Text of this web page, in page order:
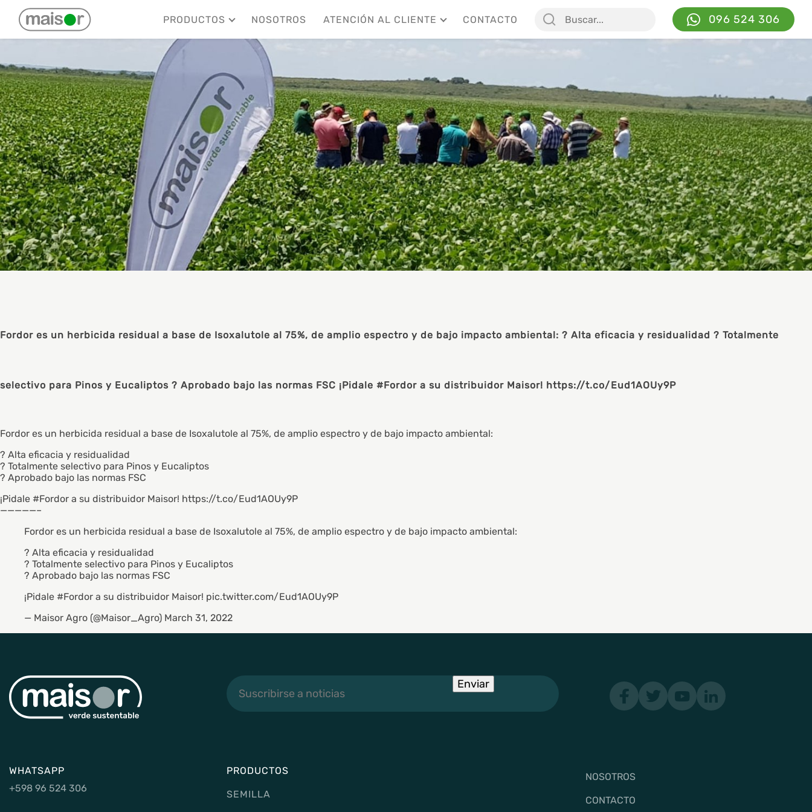
PRODUCTOS NOSOTROS ATENCIÓN AL CLIENTE CONTACTO 096 524 306
Fordor es un herbicida residual a base de Isoxalutole al 75%, de amplio espectro y de bajo impacto ambiental: ? Alta eficacia y residualidad ? Totalmente
selectivo para Pinos y Eucaliptos ? Aprobado bajo las normas FSC ¡Pidale #Fordor a su distribuidor Maisor! https://t.co/Eud1AOUy9P
Fordor es un herbicida residual a base de Isoxalutole al 75%, de amplio espectro y de bajo impacto ambiental:
? Alta eficacia y residualidad
? Totalmente selectivo para Pinos y Eucaliptos
? Aprobado bajo las normas FSC
¡Pidale #Fordor a su distribuidor Maisor! https://t.co/Eud1AOUy9P
—————–
Fordor es un herbicida residual a base de Isoxalutole al 75%, de amplio espectro y de bajo impacto ambiental:
? Alta eficacia y residualidad
? Totalmente selectivo para Pinos y Eucaliptos
? Aprobado bajo las normas FSC
¡Pidale #Fordor a su distribuidor Maisor! pic.twitter.com/Eud1AOUy9P
— Maisor Agro (@Maisor_Agro) March 31, 2022
Enviar
WHATSAPP
+598 96 524 306
PRODUCTOS
SEMILLA
NOSOTROS
CONTACTO